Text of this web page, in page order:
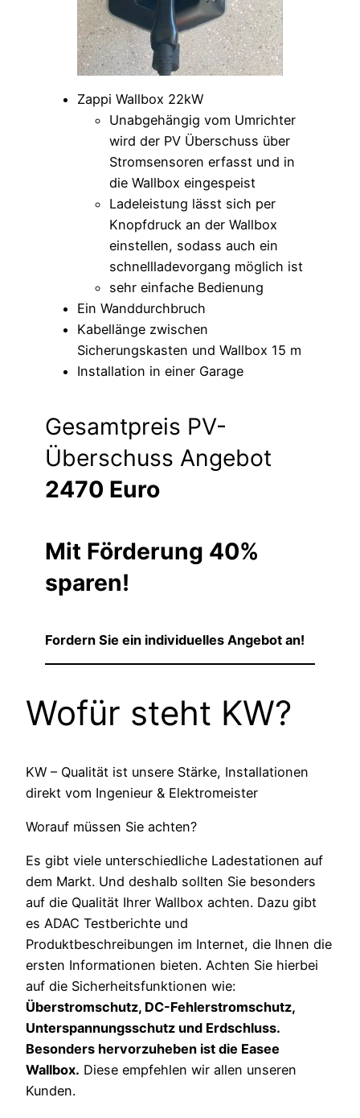
Zappi Wallbox 22kW
Unabgehängig vom Umrichter
wird der PV Überschuss über
Stromsensoren erfasst und in
die Wallbox eingespeist
Ladeleistung lässt sich per
Knopfdruck an der Wallbox
einstellen, sodass auch ein
schnellladevorgang möglich ist
sehr einfache Bedienung
Ein Wanddurchbruch
Kabellänge zwischen
Sicherungskasten und Wallbox 15 m
Installation in einer Garage
Gesamtpreis PV-
Überschuss Angebot
2470 Euro
Mit Förderung 40%
sparen!
Fordern Sie ein individuelles Angebot an!
Wofür steht KW?
KW – Qualität ist unsere Stärke, Installationen
direkt vom Ingenieur & Elektromeister
Worauf müssen Sie achten?
Es gibt viele unterschiedliche Ladestationen auf
dem Markt. Und deshalb sollten Sie besonders
auf die Qualität Ihrer Wallbox achten. Dazu gibt
es ADAC Testberichte und
Produktbeschreibungen im Internet, die Ihnen die
ersten Informationen bieten. Achten Sie hierbei
auf die Sicherheitsfunktionen wie:
Überstromschutz, DC-Fehlerstromschutz,
Unterspannungsschutz und Erdschluss.
Besonders hervorzuheben ist die Easee
Wallbox. Diese empfehlen wir allen unseren
Kunden.